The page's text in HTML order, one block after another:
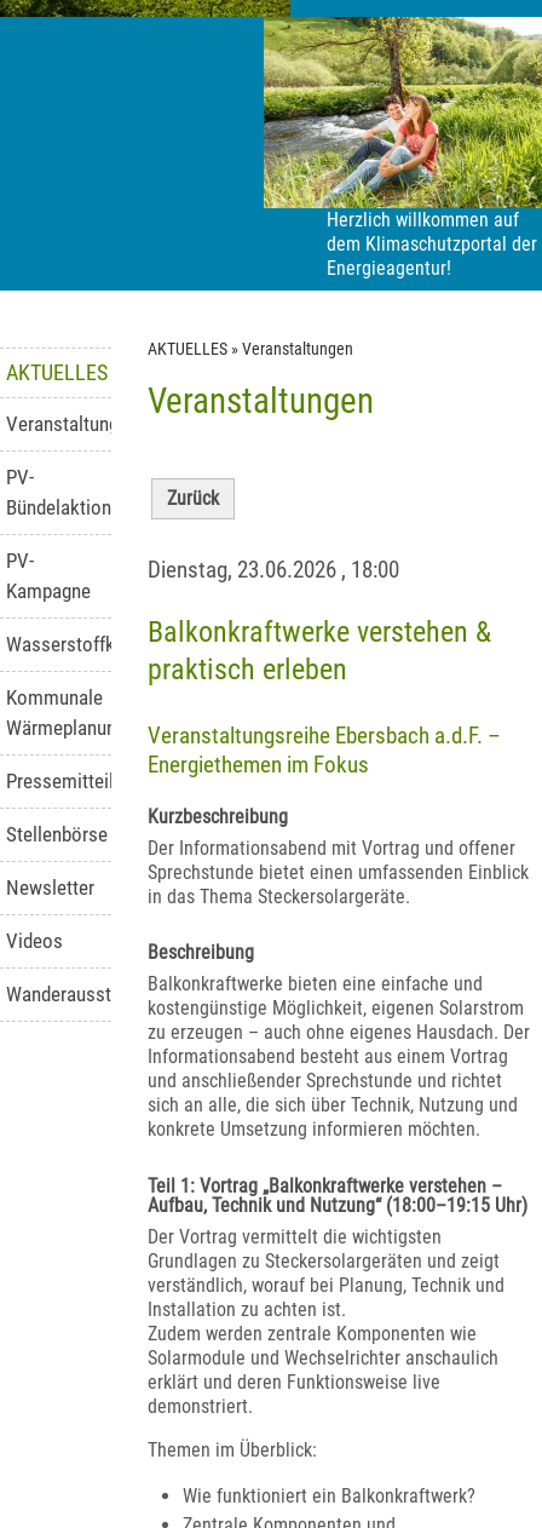
Herzlich willkommen auf
dem Klimaschutzportal der
Energieagentur!
AKTUELLES
Veranstaltungen
PV-
Bündelaktion
PV-
Kampagne
Wasserstoffkompetenzstelle
Kommunale
Wärmeplanung
Pressemitteilungen
Stellenbörse
Newsletter
Videos
Wanderausstellung
AKTUELLES »Veranstaltungen
Veranstaltungen
Zurück
Dienstag, 23.06.2026 , 18:00
Balkonkraftwerke verstehen &
praktisch erleben
Veranstaltungsreihe Ebersbach a.d.F. –
Energiethemen im Fokus
Kurzbeschreibung
Der Informationsabend mit Vortrag und offener
Sprechstunde bietet einen umfassenden Einblick
in das Thema Steckersolargeräte.
Beschreibung
Balkonkraftwerke bieten eine einfache und
kostengünstige Möglichkeit, eigenen Solarstrom
zu erzeugen – auch ohne eigenes Hausdach. Der
Informationsabend besteht aus einem Vortrag
und anschließender Sprechstunde und richtet
sich an alle, die sich über Technik, Nutzung und
konkrete Umsetzung informieren möchten.
Teil 1: Vortrag „Balkonkraftwerke verstehen –
Aufbau, Technik und Nutzung“ (18:00–19:15 Uhr)
Der Vortrag vermittelt die wichtigsten
Grundlagen zu Steckersolargeräten und zeigt
verständlich, worauf bei Planung, Technik und
Installation zu achten ist.
Zudem werden zentrale Komponenten wie
Solarmodule und Wechselrichter anschaulich
erklärt und deren Funktionsweise live
demonstriert.
Themen im Überblick:
Wie funktioniert ein Balkonkraftwerk?